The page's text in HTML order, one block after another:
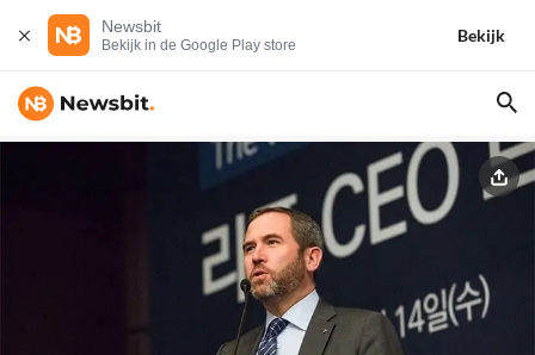
Newsbit
Bekijk in de Google Play store
Bekijk